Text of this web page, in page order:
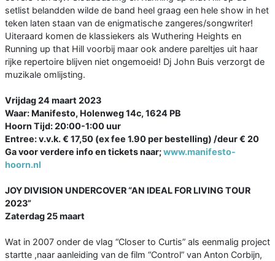
setlist belandden wilde de band heel graag een hele show in het
teken laten staan van de enigmatische zangeres/songwriter!
Uiteraard komen de klassiekers als Wuthering Heights en
Running up that Hill voorbij maar ook andere pareltjes uit haar
rijke repertoire blijven niet ongemoeid! Dj John Buis verzorgt de
muzikale omlijsting.
Vrijdag 24 maart 2023
Waar: Manifesto, Holenweg 14c, 1624 PB
Hoorn Tijd: 20:00-1:00 uur
Entree: v.v.k. € 17,50 (ex fee 1.90 per bestelling) /deur € 20
Ga voor verdere info en tickets naar;www.manifesto-
hoorn.nl
JOY DIVISION UNDERCOVER “AN IDEAL FOR LIVING TOUR
2023”
Zaterdag 25 maart
Wat in 2007 onder de vlag “Closer to Curtis” als eenmalig project
startte ,naar aanleiding van de film “Control” van Anton Corbijn,